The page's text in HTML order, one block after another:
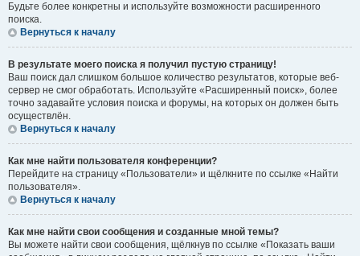
Будьте более конкретны и используйте возможности расширенного
поиска.
Вернуться к началу
В результате моего поиска я получил пустую страницу!
Ваш поиск дал слишком большое количество результатов, которые веб-
сервер не смог обработать. Используйте «Расширенный поиск», более
точно задавайте условия поиска и форумы, на которых он должен быть
осуществлён.
Вернуться к началу
Как мне найти пользователя конференции?
Перейдите на страницу «Пользователи» и щёлкните по ссылке «Найти
пользователя».
Вернуться к началу
Как мне найти свои сообщения и созданные мной темы?
Вы можете найти свои сообщения, щёлкнув по ссылке «Показать ваши